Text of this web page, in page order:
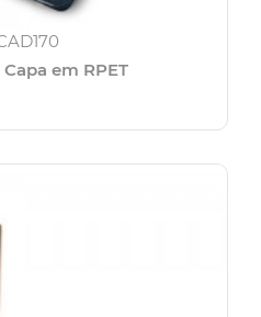
em RPET